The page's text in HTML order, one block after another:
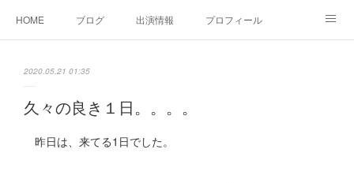
HOME ブログ 出演情報 プロフィール
2020.05.21 01:35
久々の良き１日。。。。
昨日は、来てる1日でした。